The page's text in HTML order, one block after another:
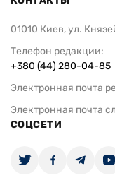
01010 Киев, ул.
Телефон редакции:
+380 (44) 280-04-85
Электронная почта
Электронная почта
СОЦСЕТИ